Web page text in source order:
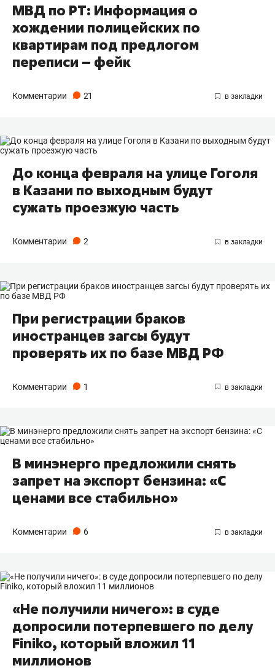
МВД по РТ: Информация о
хождении полицейских по
квартирам под предлогом
переписи – фейк
Комментарии 21
До конца февраля на улице Гоголя
в Казани по выходным будут
сужать проезжую часть
Комментарии 2
При регистрации браков
иностранцев загсы будут
проверять их по базе МВД РФ
Комментарии 1
В минэнерго предложили снять
запрет на экспорт бензина: «С
ценами все стабильно»
Комментарии 6
«Не получили ничего»: в суде
допросили потерпевшего по делу
Finiko, который вложил 11
миллионов